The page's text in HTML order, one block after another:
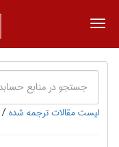
لیست مقالات ترجمه شده/